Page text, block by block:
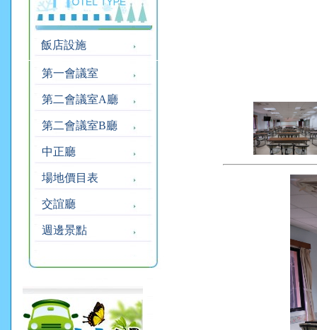
飯店設施
第一會議室
第二會議室A廳
第二會議室B廳
中正廳
場地價目表
交誼廳
週邊景點